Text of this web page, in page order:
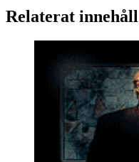
Relaterat innehåll